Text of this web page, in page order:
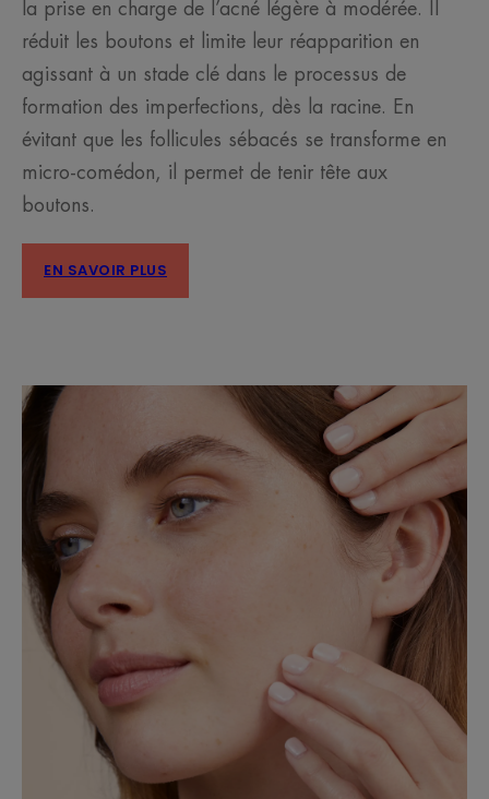
la prise en charge de l’acné légère à modérée. Il
réduit les boutons et limite leur réapparition en
agissant à un stade clé dans le processus de
formation des imperfections, dès la racine. En
évitant que les follicules sébacés se transforme en
micro-comédon, il permet de tenir tête aux
boutons.
EN SAVOIR PLUS